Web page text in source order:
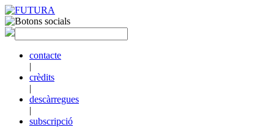
contacte
|
crèdits
|
descàrregues
|
subscripció